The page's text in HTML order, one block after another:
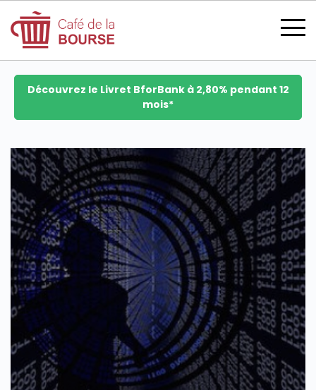
se connecter
devenir membre
CATÉGORIES
SECTIONS
Découvrez le Livret BforBank à 2,80% pendant 12
mois*